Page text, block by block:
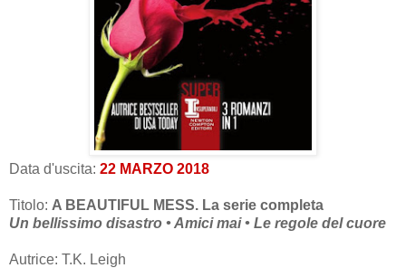
Data d'uscita: 22 MARZO 2018
Titolo: A BEAUTIFUL MESS. La serie completa
Un bellissimo disastro • Amici mai • Le regole del cuore
Autrice: T.K. Leigh